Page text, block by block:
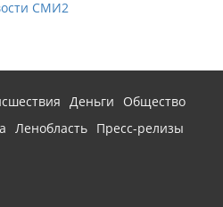
СМИ2
Деньги
Общество
Ленобласть Пресс-релизы